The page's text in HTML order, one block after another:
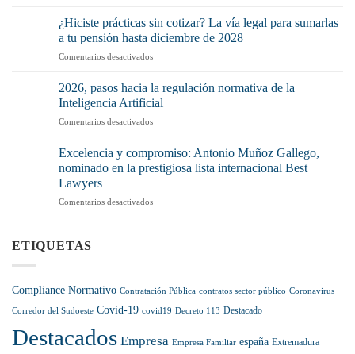
preocuparte
(y
no
o
no
correctamente?
Ley
la
Cadena
pisa
el
récord
sanciones
y
en
¿Hiciste prácticas sin cotizar? La vía legal para sumarlas
a tu pensión hasta diciembre de 2028
Comentarios desactivadosen
prácticas
cotizar?
La
legal
para
sumarlas
tu
2026, pasos hacia la regulación normativa de la
Inteligencia Artificial
Comentarios desactivadosen
la
normativa
Excelencia y compromiso: Antonio Muñoz Gallego,
nominado en la prestigiosa lista internacional Best
Lawyers
Comentarios desactivadosen
nominado
en
ETIQUETAS
Compliance Normativo Contratación Pública contratos sector público Coronavirus
Corredor del Sudoeste Covid-19 covid19 Decreto 113 Destacado
Destacados Empresa Empresa Familiar españa Extremadura